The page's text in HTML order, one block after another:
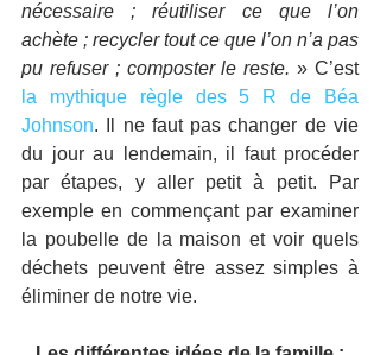
nécessaire ; réutiliser ce que l’on
achète ; recycler tout ce que l’on n’a pas
pu refuser ; composter le reste.
» C’est
la mythique règle des 5 R de Béa
Johnson. Il ne faut pas changer de vie
du jour au lendemain, il faut procéder
par étapes, y aller petit à petit. Par
exemple en commençant par examiner
la poubelle de la maison et voir quels
déchets peuvent être assez simples à
éliminer de notre vie.